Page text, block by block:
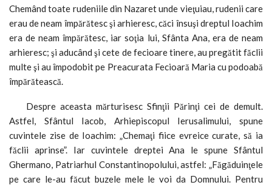
Chemând toate rudeniile din Nazaret unde vieţuiau, rudenii care
erau de neam împărătesc şi arhieresc, căci însuşi dreptul Ioachim
era de neam împărătesc, iar soţia lui, Sfânta Ana, era de neam
arhieresc; şi aducând şi cete de fecioare tinere, au pregătit făclii
multe şi au împodobit pe Preacurata Fecioară Maria cu podoabă
împărătească.
Despre aceasta mărturisesc Sfinţii Părinţi cei de demult.
Astfel, Sfântul Iacob, Arhiepiscopul Ierusalimului, spune
cuvintele zise de Ioachim: „Chemaţi fiice evreice curate, să ia
făclii aprinse”. Iar cuvintele dreptei Ana le spune Sfântul
Ghermano, Patriarhul Constantinopolului, astfel: „Făgăduinţele
pe care le-au făcut buzele mele le voi da Domnului. Pentru